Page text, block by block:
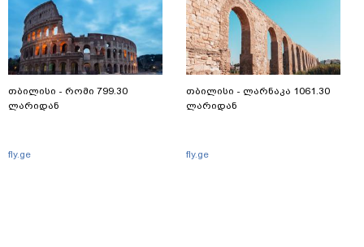
თბილისი - რომი 799.30
ლარიდან
fly.ge
თბილისი - ლარნაკა 1061.30
ლარიდან
fly.ge